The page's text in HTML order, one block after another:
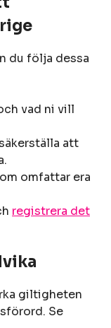
du följa dessa
vad ni vill
att
omfattar era
registrera det
giltigheten
Se